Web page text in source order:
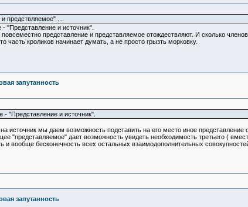
предствляемое" ...
"Представление и источник".
представление и представляемое отождествляют. И сколько
часть кроликов начинает думать, а не просто грызть морковку.
запутанность
- "Представление и источник".
источник мы даем возможность подставить на его место иное представление
"представляемое" дает возможность увидеть необходимость третьего (
вообще бесконечность всех остальных взаимодополнительных
запутанность